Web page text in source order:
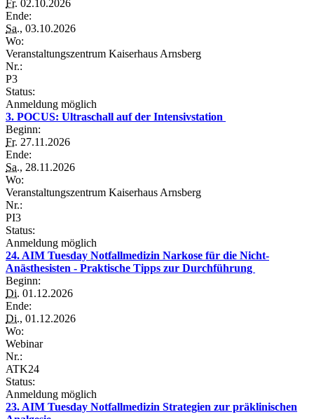
Fr. 02.10.2026
Ende:
Sa., 03.10.2026
Wo:
Veranstaltungszentrum Kaiserhaus Arnsberg
Nr.:
P3
Status:
Anmeldung möglich
3. POCUS: Ultraschall auf der Intensivstation
Beginn:
Fr. 27.11.2026
Ende:
Sa., 28.11.2026
Wo:
Veranstaltungszentrum Kaiserhaus Arnsberg
Nr.:
PI3
Status:
Anmeldung möglich
24. AIM Tuesday Notfallmedizin Narkose für die Nicht-
Anästhesisten - Praktische Tipps zur Durchführung
Beginn:
Di. 01.12.2026
Ende:
Di., 01.12.2026
Wo:
Webinar
Nr.:
ATK24
Status:
Anmeldung möglich
23. AIM Tuesday Notfallmedizin Strategien zur präklinischen